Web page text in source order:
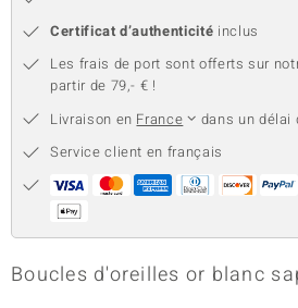
Certificat d’authenticité inclus
Les frais de port sont offerts sur
partir de 79,- € !
Livraison en France
dans un délai
Service client en français
Boucles d'oreilles or blanc